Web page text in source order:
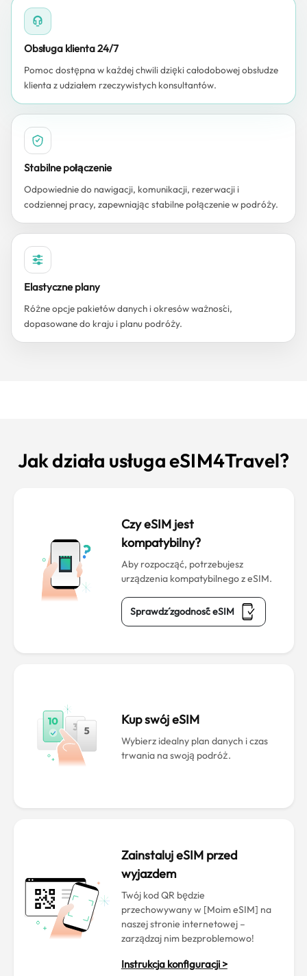
Obsługa klienta 24/7
Pomoc dostępna w każdej chwili dzięki całodobowej obsłudze
klienta z udziałem rzeczywistych konsultantów.
Stabilne połączenie
Odpowiednie do nawigacji, komunikacji, rezerwacji i
codziennej pracy, zapewniając stabilne połączenie w podróży.
Elastyczne plany
Różne opcje pakietów danych i okresów ważności,
dopasowane do kraju i planu podróży.
Jak działa usługa eSIM4Travel?
Czy eSIM jest
kompatybilny?
Aby rozpocząć, potrzebujesz
urządzenia kompatybilnego z eSIM.
Sprawdź zgodność eSIM
Kup swój eSIM
Wybierz idealny plan danych i czas
trwania na swoją podróż.
Zainstaluj eSIM przed
wyjazdem
Twój kod QR będzie
przechowywany w [Moim eSIM] na
naszej stronie internetowej –
zarządzaj nim bezproblemowo!
Instrukcja konfiguracji >